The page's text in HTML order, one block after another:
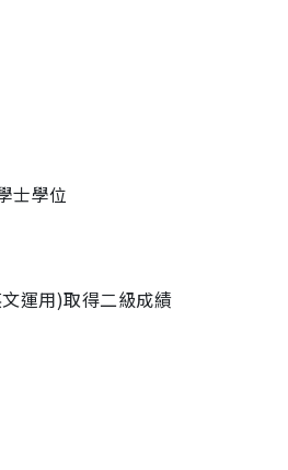
士學位
運用)取得二級成績